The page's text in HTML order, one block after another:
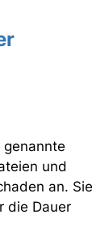
und
an. Sie
die Dauer